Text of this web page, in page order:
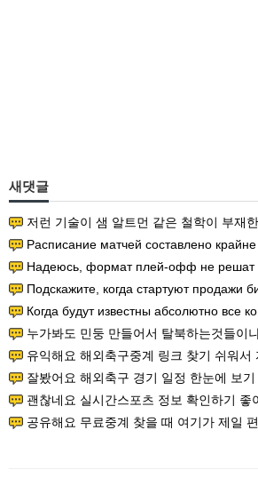
새댓글
저런 기술이 샘 알트먼 같은 철학이 부재한 똑똑한 원숭
Расписание матчей составлено крайне удобно
Надеюсь, формат плей-офф не решат внезапно
Подскажите, когда стартуют продажи
Когда будут известны абсолютно все команды
누가봐도 민둥 만들어서 탈북하는것들이나 뭔가 쳐들어오는 낌새를 미리 알아차리기 위
유익해요 해외축구중계 링크 찾기 쉬워서 자주 와요. 참고로 무료스포츠중계 정
잘봤어요 해외축구 경기 일정 한눈에 보기 좋아요. 덕분에 epl중계 볼 때 공
괜찮네요 실시간스포츠 정보 확인하기 좋아요. 그래도 epl중계 볼 때 공식 중
공유해요 무료중계 찾을 때 여기가 제일 편해요. 그리고 무료스포츠중계 정보 확인